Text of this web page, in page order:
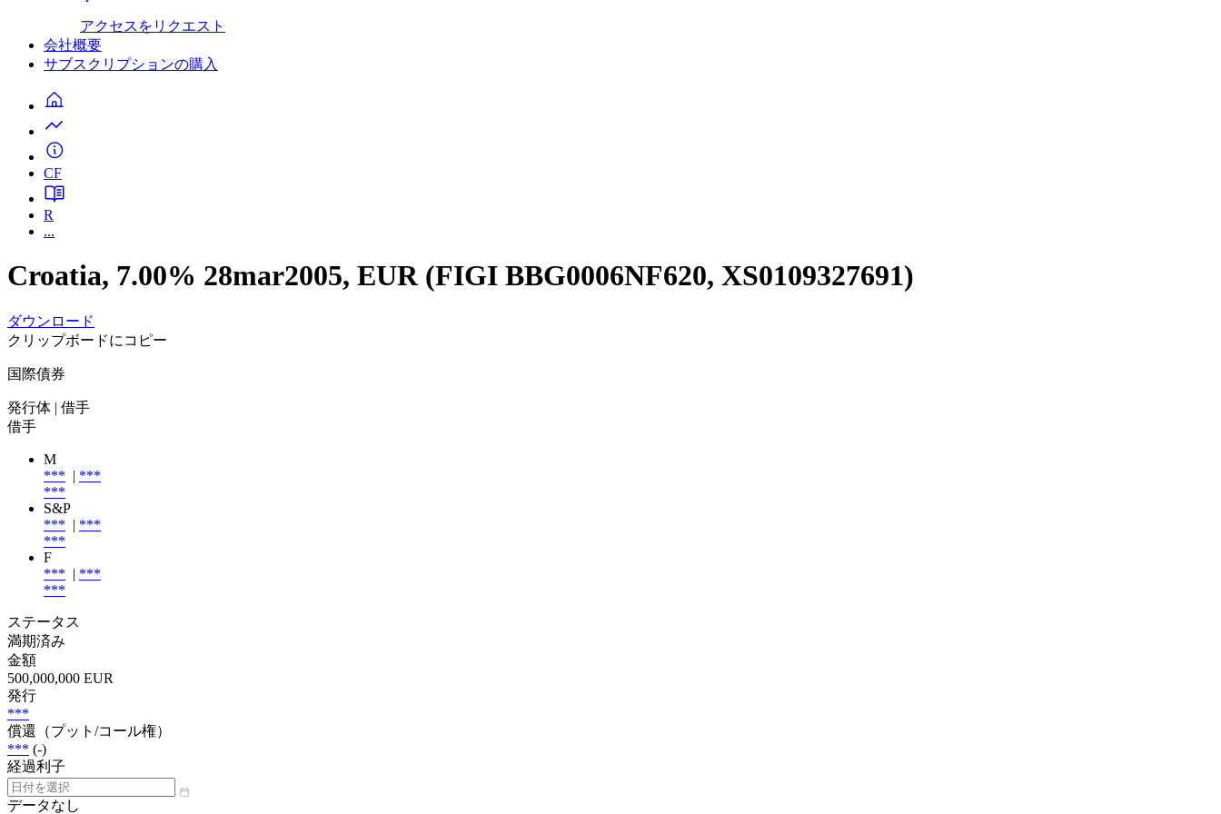
アクセスをリクエスト
会社概要
サブスクリプションの購入
CF
R
...
Croatia, 7.00% 28mar2005, EUR (FIGI BBG0006NF620, XS0109327691)
ダウンロード
クリップボードにコピー
国際債券
発行体 | 借手
借手
M
*** | ***
***
S&P
*** | ***
***
F
*** | ***
***
ステータス
満期済み
金額
500,000,000 EUR
発行
***
償還（プット/コール権）
*** (-)
経過利子
データなし